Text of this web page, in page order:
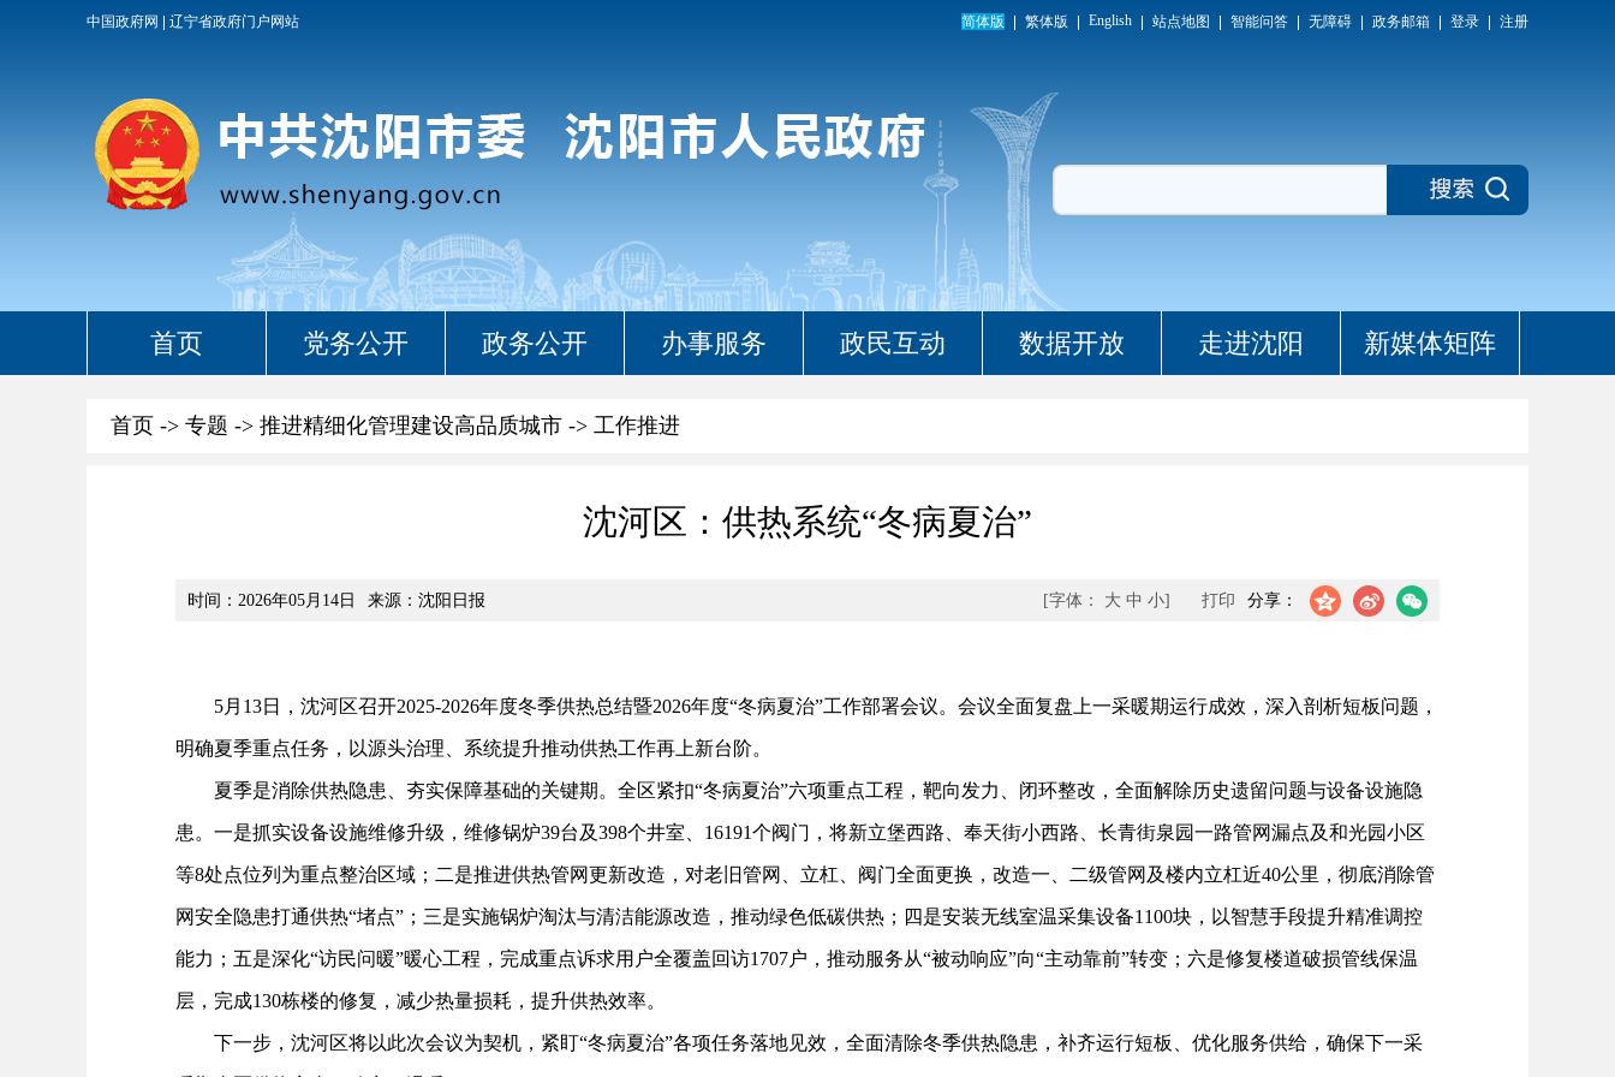
中国政府网 辽宁省政府门户网站 简体版 繁体版 English 站点地图 智能问答 无障碍 政务邮箱 登录 注册
首页 党务公开 政务公开 办事服务 政民互动 数据开放 走进沈阳 新媒体矩阵
首页 -> 专题 -> 推进精细化管理建设高品质城市 -> 工作推进
沈河区：供热系统“冬病夏治”
时间：2026年05月14日 来源：沈阳日报 分享：
[字体： 大 中 小] 打印
5月13日，沈河区召开2025-2026年度冬季供热总结暨2026年度“冬病夏治”工作部署会议。会议全面复盘上一采暖期运行成效，深入剖析短板问题，
明确夏季重点任务，以源头治理、系统提升推动供热工作再上新台阶。
夏季是消除供热隐患、夯实保障基础的关键期。全区紧扣“冬病夏治”六项重点工程，靶向发力、闭环整改，全面解除历史遗留问题与设备设施隐
患。一是抓实设备设施维修升级，维修锅炉39台及398个井室、16191个阀门，将新立堡西路、奉天街小西路、长青街泉园一路管网漏点及和光园小区
等8处点位列为重点整治区域；二是推进供热管网更新改造，对老旧管网、立杠、阀门全面更换，改造一、二级管网及楼内立杠近40公里，彻底消除管
网安全隐患打通供热“堵点”；三是实施锅炉淘汰与清洁能源改造，推动绿色低碳供热；四是安装无线室温采集设备1100块，以智慧手段提升精准调控
能力；五是深化“访民问暖”暖心工程，完成重点诉求用户全覆盖回访1707户，推动服务从“被动响应”向“主动靠前”转变；六是修复楼道破损管线保温
层，完成130栋楼的修复，减少热量损耗，提升供热效率。
下一步，沈河区将以此次会议为契机，紧盯“冬病夏治”各项任务落地见效，全面清除冬季供热隐患，补齐运行短板、优化服务供给，确保下一采